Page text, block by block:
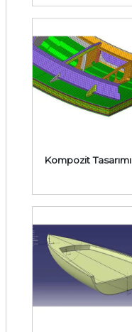
Kompozit Tasarımı